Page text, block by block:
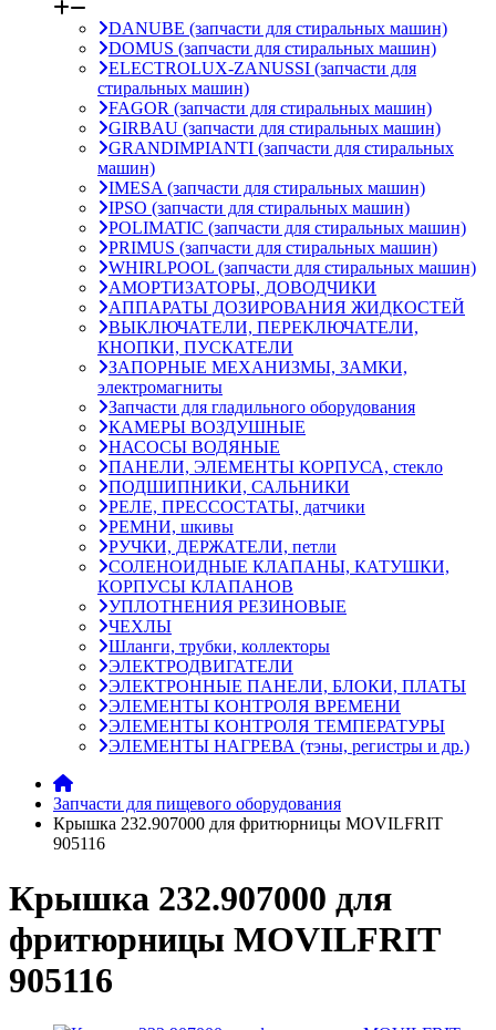
DANUBE (запчасти для стиральных машин)
DOMUS (запчасти для стиральных машин)
ELECTROLUX-ZANUSSI (запчасти для
стиральных машин)
FAGOR (запчасти для стиральных машин)
GIRBAU (запчасти для стиральных машин)
GRANDIMPIANTI (запчасти для стиральных
машин)
IMESA (запчасти для стиральных машин)
IPSO (запчасти для стиральных машин)
POLIMATIC (запчасти для стиральных машин)
PRIMUS (запчасти для стиральных машин)
WHIRLPOOL (запчасти для стиральных машин)
АМОРТИЗАТОРЫ, ДОВОДЧИКИ
АППАРАТЫ ДОЗИРОВАНИЯ ЖИДКОСТЕЙ
ВЫКЛЮЧАТЕЛИ, ПЕРЕКЛЮЧАТЕЛИ,
КНОПКИ, ПУСКАТЕЛИ
ЗАПОРНЫЕ МЕХАНИЗМЫ, ЗАМКИ,
электромагниты
Запчасти для гладильного оборудования
КАМЕРЫ ВОЗДУШНЫЕ
НАСОСЫ ВОДЯНЫЕ
ПАНЕЛИ, ЭЛЕМЕНТЫ КОРПУСА, стекло
ПОДШИПНИКИ, САЛЬНИКИ
РЕЛЕ, ПРЕССОСТАТЫ, датчики
РЕМНИ, шкивы
РУЧКИ, ДЕРЖАТЕЛИ, петли
СОЛЕНОИДНЫЕ КЛАПАНЫ, КАТУШКИ,
КОРПУСЫ КЛАПАНОВ
УПЛОТНЕНИЯ РЕЗИНОВЫЕ
ЧЕХЛЫ
Шланги, трубки, коллекторы
ЭЛЕКТРОДВИГАТЕЛИ
ЭЛЕКТРОННЫЕ ПАНЕЛИ, БЛОКИ, ПЛАТЫ
ЭЛЕМЕНТЫ КОНТРОЛЯ ВРЕМЕНИ
ЭЛЕМЕНТЫ КОНТРОЛЯ ТЕМПЕРАТУРЫ
ЭЛЕМЕНТЫ НАГРЕВА (тэны, регистры и др.)
Запчасти для пищевого оборудования
Крышка 232.907000 для фритюрницы MOVILFRIT
905116
Крышка 232.907000 для
фритюрницы MOVILFRIT
905116